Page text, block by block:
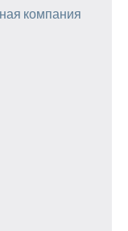
компания